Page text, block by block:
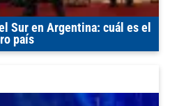
Sur en Argentina: cuál es el
país